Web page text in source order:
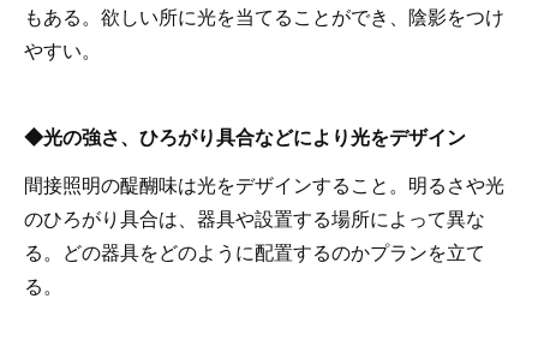
もある。欲しい所に光を当てることができ、陰影をつけ
やすい。
◆光の強さ、ひろがり具合などにより光をデザイン
間接照明の醍醐味は光をデザインすること。明るさや光
のひろがり具合は、器具や設置する場所によって異な
る。どの器具をどのように配置するのかプランを立て
る。